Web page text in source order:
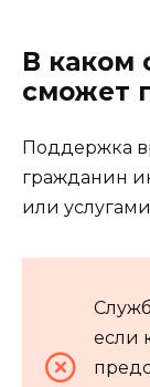
В каком
сможет
Поддержка
гражданин
или
если